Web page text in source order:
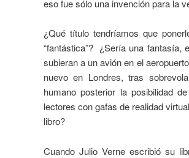
eso fue sólo una invención para la
¿Qué título tendríamos que
“fantástica”? ¿Sería una fantasía,
subieran a un avión en el
nuevo en Londres, tras
humano posterior la posibilidad
lectores con gafas de realidad
libro?
Cuando Julio Verne escribió su